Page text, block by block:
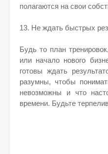
полагаются на свои
13. Не ждать быстрых
Будь то план
или начало нового
готовы ждать
разумны, чтобы
невозможны и что
времени. Будьте